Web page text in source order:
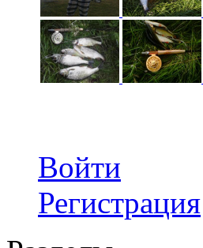
Войти
Регистрация